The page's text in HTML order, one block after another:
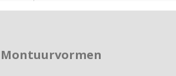
Montuurvormen